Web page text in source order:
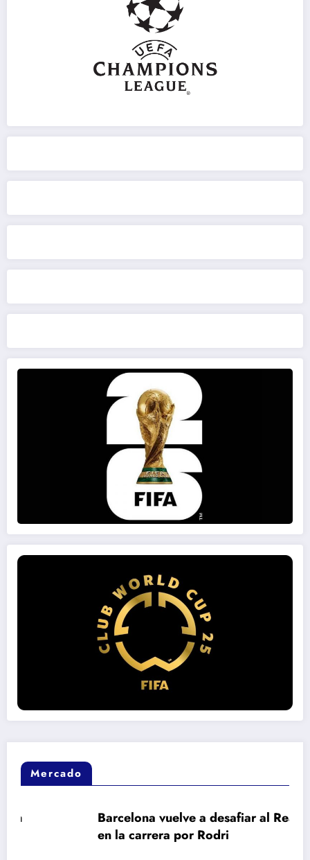
Mercado
Barcelona vuelve a desafiar al Real Madrid
en la carrera por Rodri